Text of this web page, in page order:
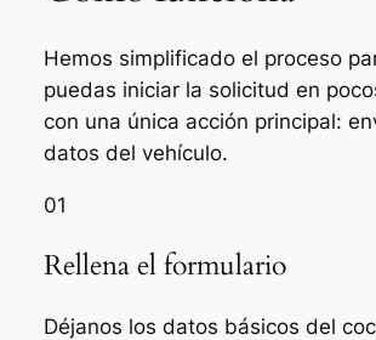
Hemos simplificado el proceso
puedas iniciar la solicitud en
con una única acción principal:
datos del vehículo.
01
Rellena el formulario
Déjanos los datos básicos del